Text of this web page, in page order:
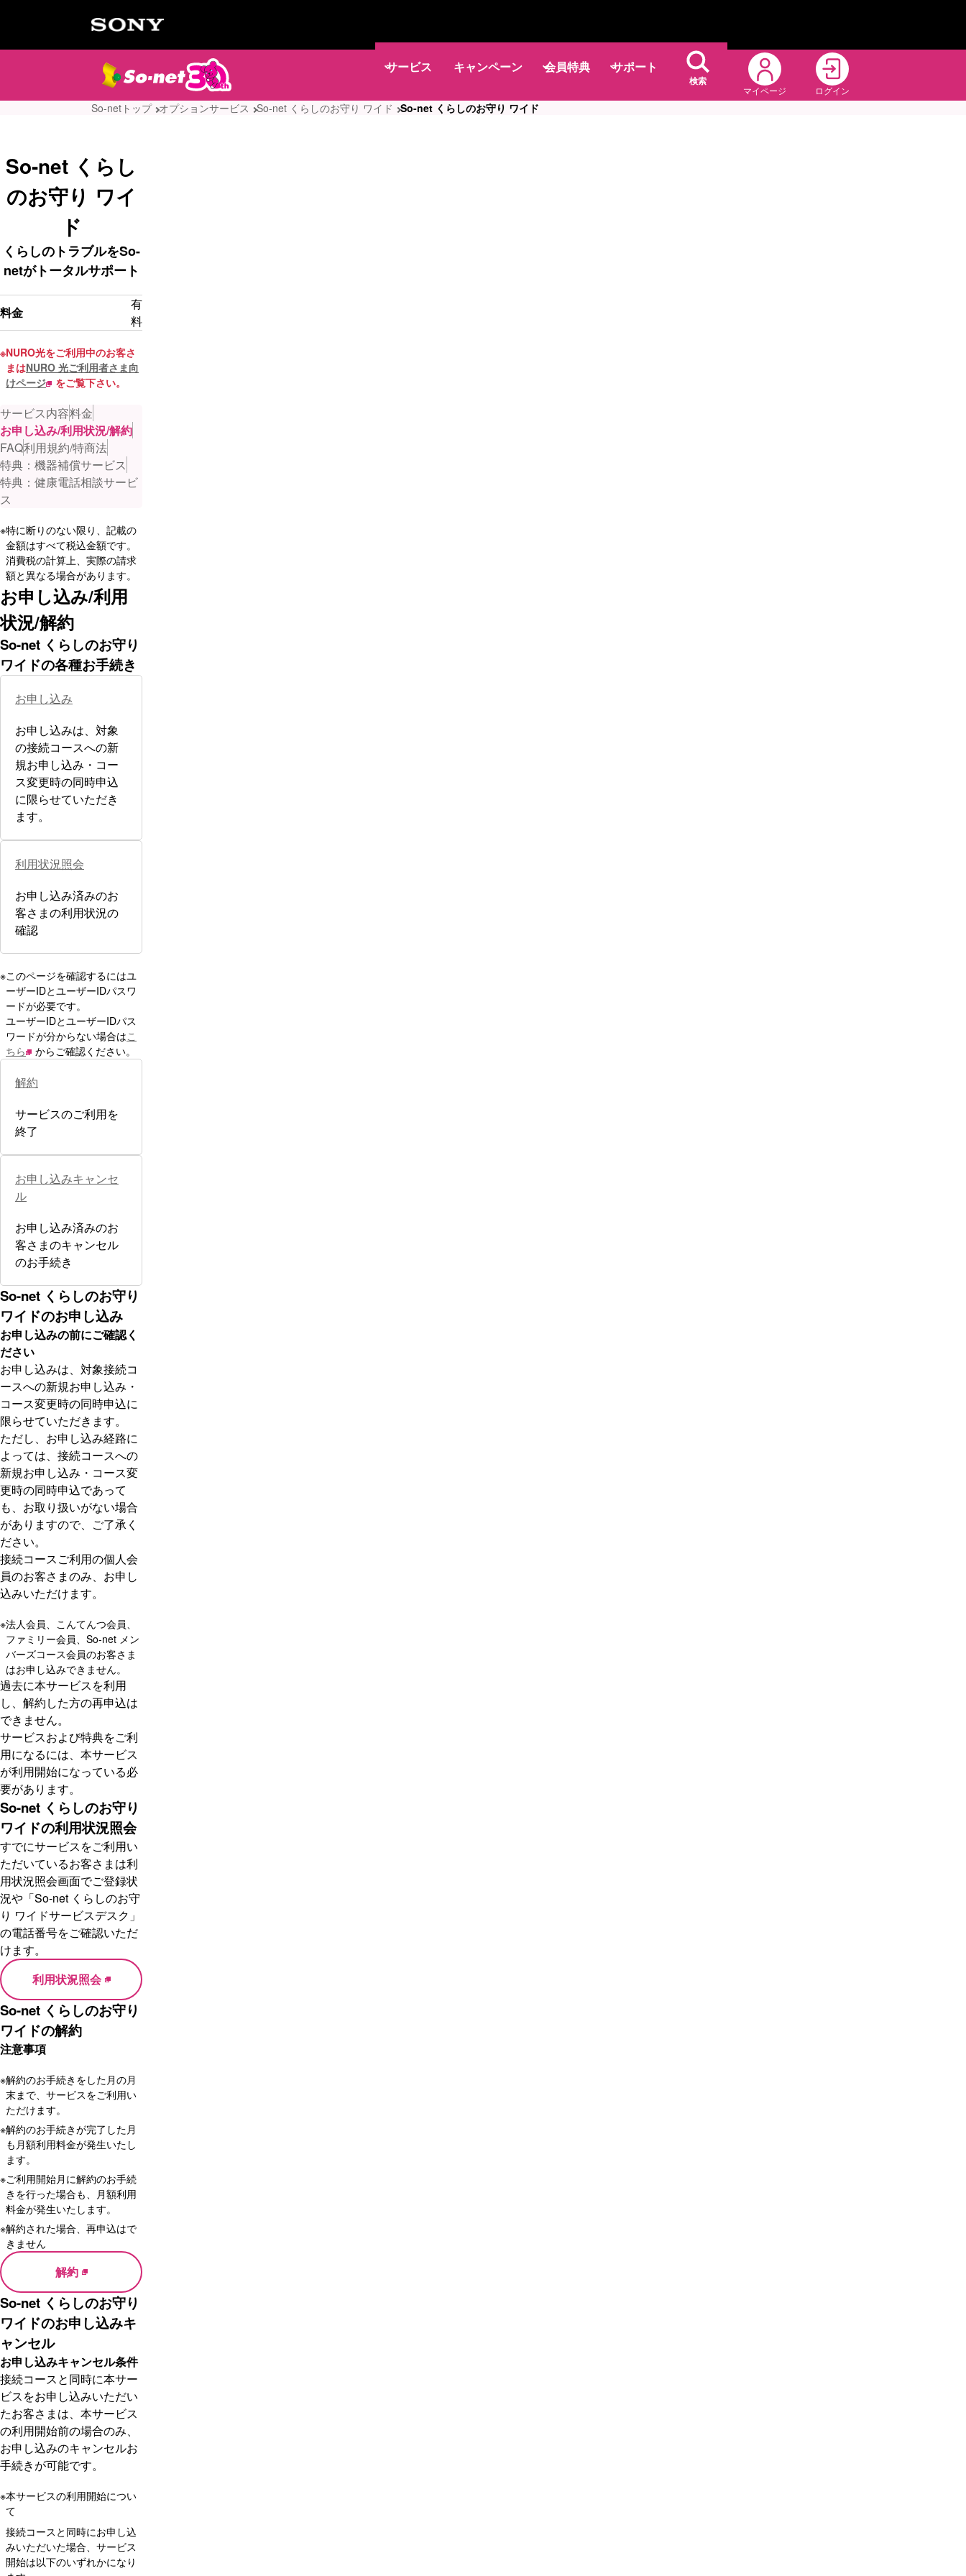
サービス キャンペーン 会員特典 サポート
検索
マイページ ログイン
So-netトップ オプションサービス So-net くらしのお守り ワイド So-net くらしのお守り ワイド
So-net くらし
のお守り ワイ
ド
くらしのトラブルをSo-
netがトータルサポート
料金
有
料
※NURO光をご利用中のお客さ
まはNURO 光ご利用者さま向
けページ
をご覧下さい。
サービス内容料金
お申し込み/利用状況/解約
FAQ利用規約/特商法
特典：機器補償サービス
特典：健康電話相談サービ
ス
※特に断りのない限り、記載の
金額はすべて税込金額です。
消費税の計算上、実際の請求
額と異なる場合があります。
お申し込み/利用
状況/解約
So-net くらしのお守り
ワイドの各種お手続き
お申し込み
お申し込みは、対象
の接続コースへの新
規お申し込み・コー
ス変更時の同時申込
に限らせていただき
ます。
利用状況照会
お申し込み済みのお
客さまの利用状況の
確認
※このページを確認するにはユ
ーザーIDとユーザーIDパスワ
ードが必要です。
ユーザーIDとユーザーIDパス
ワードが分からない場合はこ
ちら
からご確認ください。
解約
サービスのご利用を
終了
お申し込みキャンセ
ル
お申し込み済みのお
客さまのキャンセル
のお手続き
So-net くらしのお守り
ワイドのお申し込み
お申し込みの前にご確認く
ださい
お申し込みは、対象接続コ
ースへの新規お申し込み・
コース変更時の同時申込に
限らせていただきます。
ただし、お申し込み経路に
よっては、接続コースへの
新規お申し込み・コース変
更時の同時申込であって
も、お取り扱いがない場合
がありますので、ご了承く
ださい。
接続コースご利用の個人会
員のお客さまのみ、お申し
込みいただけます。
※法人会員、こんてんつ会員、
ファミリー会員、So-net メン
バーズコース会員のお客さま
はお申し込みできません。
過去に本サービスを利用
し、解約した方の再申込は
できません。
サービスおよび特典をご利
用になるには、本サービス
が利用開始になっている必
要があります。
So-net くらしのお守り
ワイドの利用状況照会
すでにサービスをご利用い
ただいているお客さまは利
用状況照会画面でご登録状
況や「So-net くらしのお守
り ワイドサービスデスク」
の電話番号をご確認いただ
けます。
利用状況照会
So-net くらしのお守り
ワイドの解約
注意事項
※解約のお手続きをした月の月
末まで、サービスをご利用い
ただけます。
※解約のお手続きが完了した月
も月額利用料金が発生いたし
ます。
※ご利用開始月に解約のお手続
きを行った場合も、月額利用
料金が発生いたします。
※解約された場合、再申込はで
きません
解約
So-net くらしのお守り
ワイドのお申し込みキ
ャンセル
お申し込みキャンセル条件
接続コースと同時に本サー
ビスをお申し込みいただい
たお客さまは、本サービス
の利用開始前の場合のみ、
お申し込みのキャンセルお
手続きが可能です。
※本サービスの利用開始につい
て
接続コースと同時にお申し込
みいただいた場合、サービス
開始は以下のいずれかになり